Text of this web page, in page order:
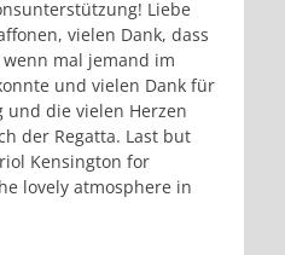
Liebe
vielen Dank, dass
mal jemand im
und vielen Dank für
die vielen Herzen
der Regatta. Last but
Kensington for
lovely atmosphere in